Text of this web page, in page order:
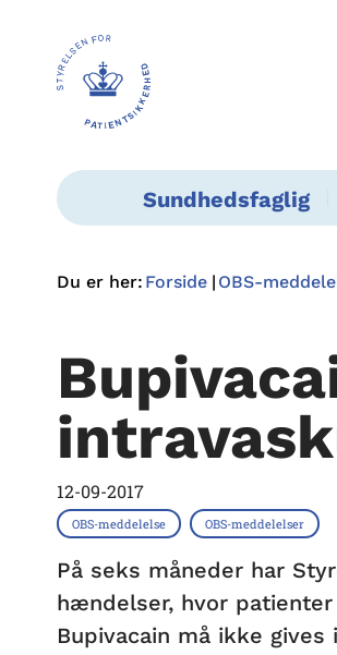
Sundhedsfaglig
Du er her: Forside OBS-
12-09-2017
OBS-meddelelse OBS-meddelelser
På seks måneder har
hændelser, hvor
Bupivacain må ikke